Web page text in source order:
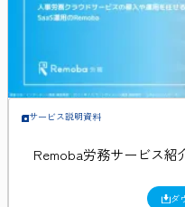
サービス説明資料
Remoba労務サービス紹
ダ